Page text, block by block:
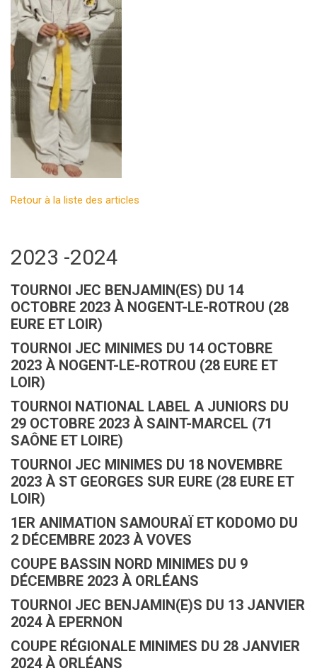
Retour à la liste des articles
2023 -2024
TOURNOI JEC BENJAMIN(ES) DU 14
OCTOBRE 2023 À NOGENT-LE-ROTROU (28
EURE ET LOIR)
TOURNOI JEC MINIMES DU 14 OCTOBRE
2023 À NOGENT-LE-ROTROU (28 EURE ET
LOIR)
TOURNOI NATIONAL LABEL A JUNIORS DU
29 OCTOBRE 2023 À SAINT-MARCEL (71
SAÔNE ET LOIRE)
TOURNOI JEC MINIMES DU 18 NOVEMBRE
2023 À ST GEORGES SUR EURE (28 EURE ET
LOIR)
1ER ANIMATION SAMOURAÏ ET KODOMO DU
2 DÉCEMBRE 2023 À VOVES
COUPE BASSIN NORD MINIMES DU 9
DÉCEMBRE 2023 À ORLÉANS
TOURNOI JEC BENJAMIN(E)S DU 13 JANVIER
2024 À EPERNON
COUPE RÉGIONALE MINIMES DU 28 JANVIER
2024 À ORLÉANS